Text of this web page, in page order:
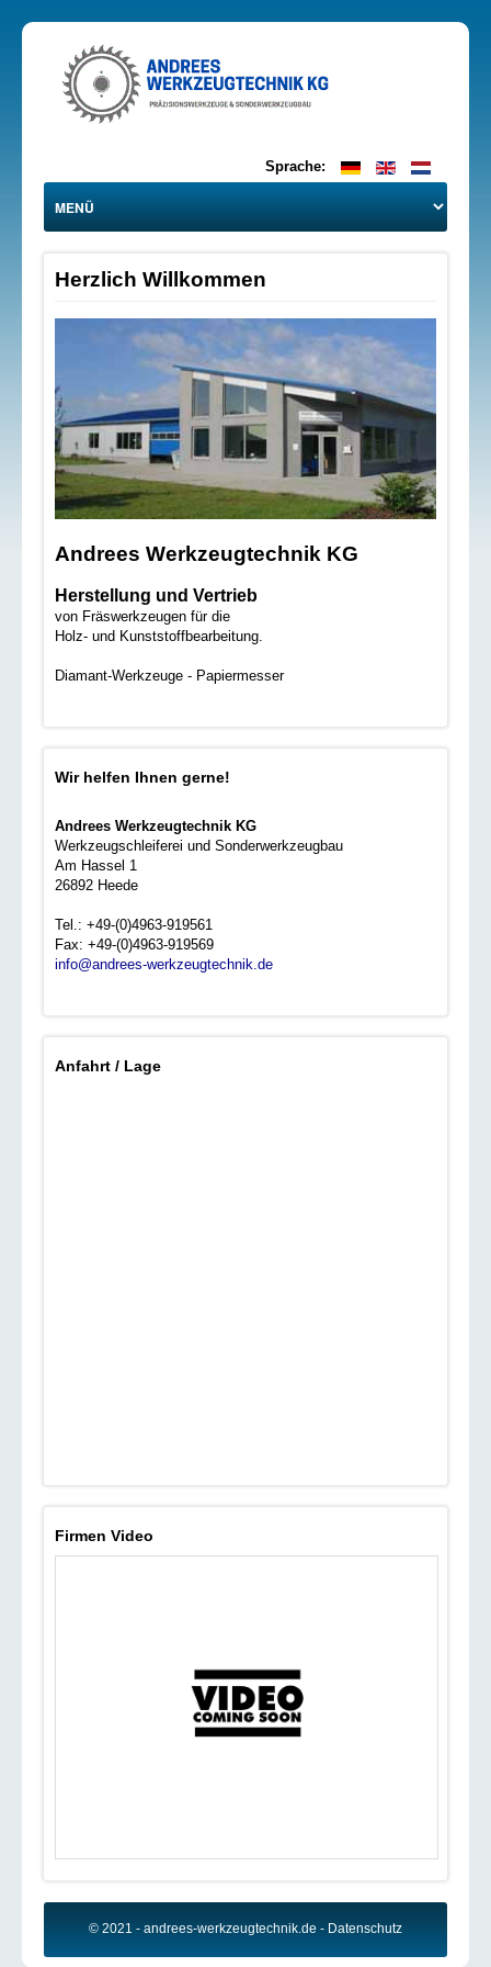
Sprache:
Herzlich Willkommen
Andrees Werkzeugtechnik KG
Herstellung und Vertrieb
von Fräswerkzeugen für die
Holz- und Kunststoffbearbeitung.
Diamant-Werkzeuge - Papiermesser
Wir helfen Ihnen gerne!
Andrees Werkzeugtechnik KG
Werkzeugschleiferei und Sonderwerkzeugbau
Am Hassel 1
26892 Heede
Tel.: +49-(0)4963-919561
Fax: +49-(0)4963-919569
info@andrees-werkzeugtechnik.de
Anfahrt / Lage
Firmen Video
© 2021 - andrees-werkzeugtechnik.de - Datenschutz